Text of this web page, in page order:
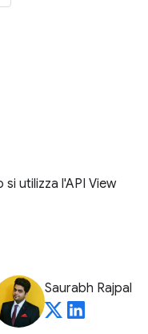
utilizza l'API View
Saurabh Rajpal